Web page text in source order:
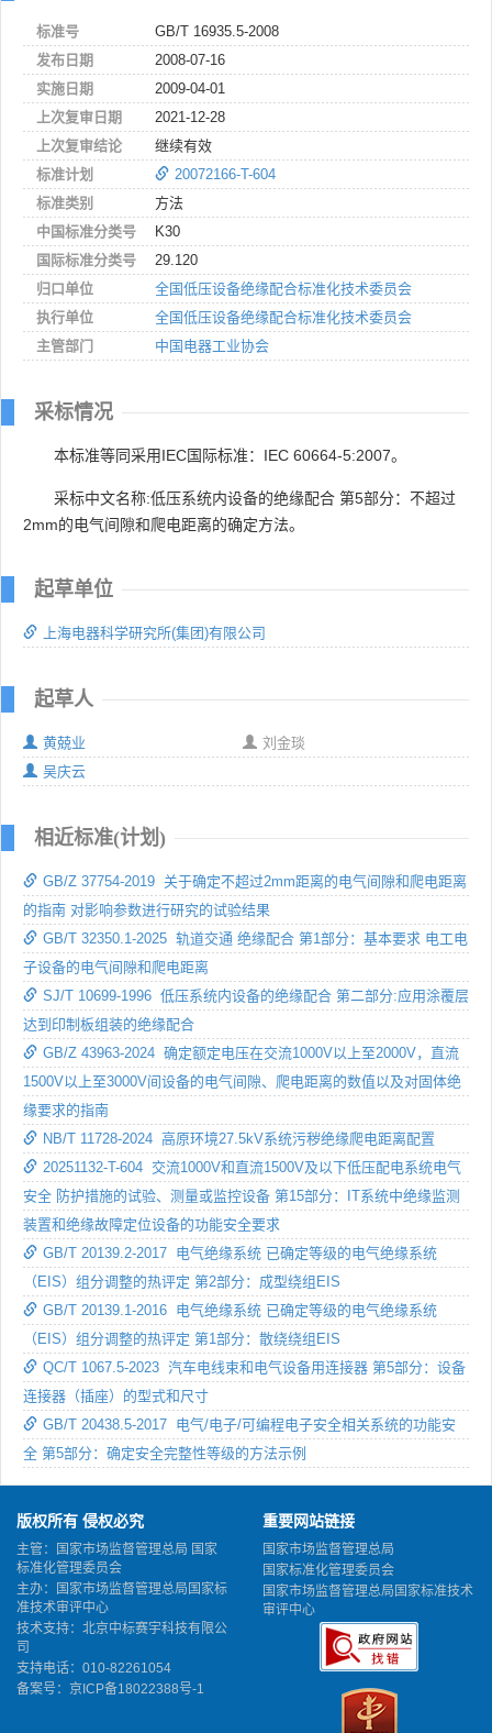
标准号
GB/T 16935.5-2008
发布日期
2008-07-16
实施日期
2009-04-01
上次复审日期
2021-12-28
上次复审结论
继续有效
标准计划
20072166-T-604
标准类别
方法
中国标准分类号
K30
国际标准分类号
29.120
归口单位
全国低压设备绝缘配合标准化技术委员会
执行单位
全国低压设备绝缘配合标准化技术委员会
主管部门
中国电器工业协会
采标情况
本标准等同采用IEC国际标准：IEC 60664-5:2007。
采标中文名称:低压系统内设备的绝缘配合 第5部分：不超过
2mm的电气间隙和爬电距离的确定方法。
起草单位
上海电器科学研究所(集团)有限公司
起草人
黄兢业
刘金琰
吴庆云
相近标准(计划)
GB/Z 37754-2019 关于确定不超过2mm距离的电气间隙和爬电距离
的指南 对影响参数进行研究的试验结果
GB/T 32350.1-2025 轨道交通 绝缘配合 第1部分：基本要求 电工电
子设备的电气间隙和爬电距离
SJ/T 10699-1996 低压系统内设备的绝缘配合 第二部分:应用涂覆层
达到印制板组装的绝缘配合
GB/Z 43963-2024 确定额定电压在交流1000V以上至2000V，直流
1500V以上至3000V间设备的电气间隙、爬电距离的数值以及对固体绝
缘要求的指南
NB/T 11728-2024 高原环境27.5kV系统污秽绝缘爬电距离配置
20251132-T-604 交流1000V和直流1500V及以下低压配电系统电气
安全 防护措施的试验、测量或监控设备 第15部分：IT系统中绝缘监测
装置和绝缘故障定位设备的功能安全要求
GB/T 20139.2-2017 电气绝缘系统 已确定等级的电气绝缘系统
（EIS）组分调整的热评定 第2部分：成型绕组EIS
GB/T 20139.1-2016 电气绝缘系统 已确定等级的电气绝缘系统
（EIS）组分调整的热评定 第1部分：散绕绕组EIS
QC/T 1067.5-2023 汽车电线束和电气设备用连接器 第5部分：设备
连接器（插座）的型式和尺寸
GB/T 20438.5-2017 电气/电子/可编程电子安全相关系统的功能安
全 第5部分：确定安全完整性等级的方法示例
版权所有 侵权必究
主管：国家市场监督管理总局 国家
标准化管理委员会
主办：国家市场监督管理总局国家标
准技术审评中心
技术支持：北京中标赛宇科技有限公
司
支持电话：010-82261054
备案号： 京ICP备18022388号-1
重要网站链接
国家市场监督管理总局
国家标准化管理委员会
国家市场监督管理总局国家标准技术
审评中心